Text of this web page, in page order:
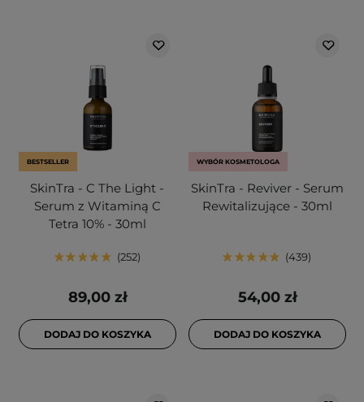
BESTSELLER
SkinTra - C The Light -
Serum z Witaminą C
Tetra 10% - 30ml
252
89,00 zł
DODAJ DO KOSZYKA
WYBÓR KOSMETOLOGA
SkinTra - Reviver - Serum
Rewitalizujące - 30ml
439
54,00 zł
DODAJ DO KOSZYKA